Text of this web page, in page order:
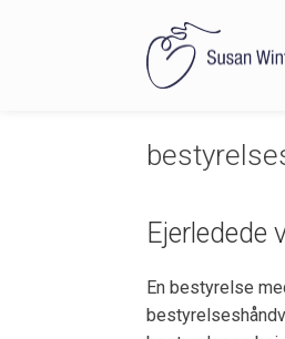
Ejerledede
En bestyrelse